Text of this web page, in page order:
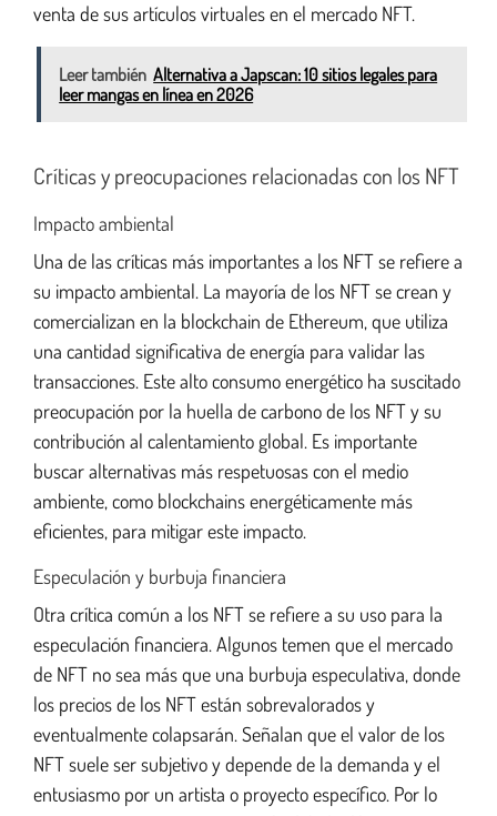
venta de sus artículos virtuales en el mercado NFT.
Leer también Alternativa a Japscan: 10 sitios legales para
leer mangas en línea en 2026
Críticas y preocupaciones relacionadas con los NFT
Impacto ambiental
Una de las críticas más importantes a los NFT se refiere a
su impacto ambiental. La mayoría de los NFT se crean y
comercializan en la blockchain de Ethereum, que utiliza
una cantidad significativa de energía para validar las
transacciones. Este alto consumo energético ha suscitado
preocupación por la huella de carbono de los NFT y su
contribución al calentamiento global. Es importante
buscar alternativas más respetuosas con el medio
ambiente, como blockchains energéticamente más
eficientes, para mitigar este impacto.
Especulación y burbuja financiera
Otra crítica común a los NFT se refiere a su uso para la
especulación financiera. Algunos temen que el mercado
de NFT no sea más que una burbuja especulativa, donde
los precios de los NFT están sobrevalorados y
eventualmente colapsarán. Señalan que el valor de los
NFT suele ser subjetivo y depende de la demanda y el
entusiasmo por un artista o proyecto específico. Por lo